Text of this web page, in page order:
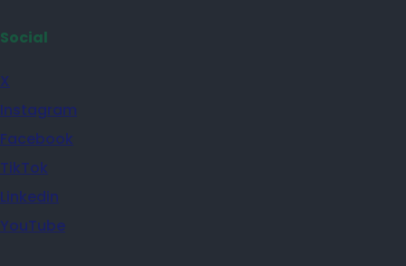
Social
X
Instagram
Facebook
TikTok
Linkedin
YouTube